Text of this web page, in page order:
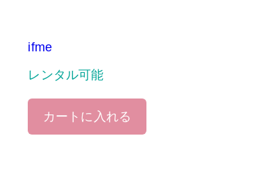
ifme
レンタル可能
カートに入れる